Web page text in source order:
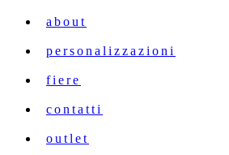
about
personalizzazioni
fiere
contatti
outlet